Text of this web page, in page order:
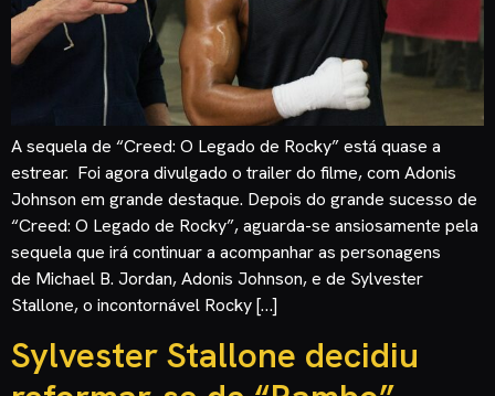
A sequela de “Creed: O Legado de Rocky” está quase a
estrear. Foi agora divulgado o trailer do filme, com Adonis
Johnson em grande destaque. Depois do grande sucesso de
“Creed: O Legado de Rocky”, aguarda-se ansiosamente pela
sequela que irá continuar a acompanhar as personagens
de Michael B. Jordan, Adonis Johnson, e de Sylvester
Stallone, o incontornável Rocky […]
Sylvester Stallone decidiu